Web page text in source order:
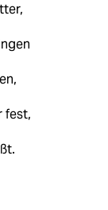
fest,